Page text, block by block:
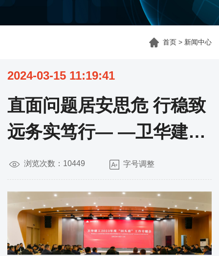
首页 > 新闻中心
2024-03-15 11:19:41
直面问题居安思危 行稳致
远务实笃行— —卫华建工
召开2023年度“回头看”工
作专题会
浏览次数：10449 字号调整